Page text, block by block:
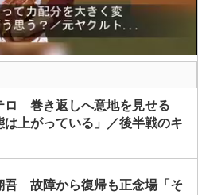
ロ 巻き返しへ意地を見せる
は上がっている」／後半戦のキ
吾 故障から復帰も正念場「そ